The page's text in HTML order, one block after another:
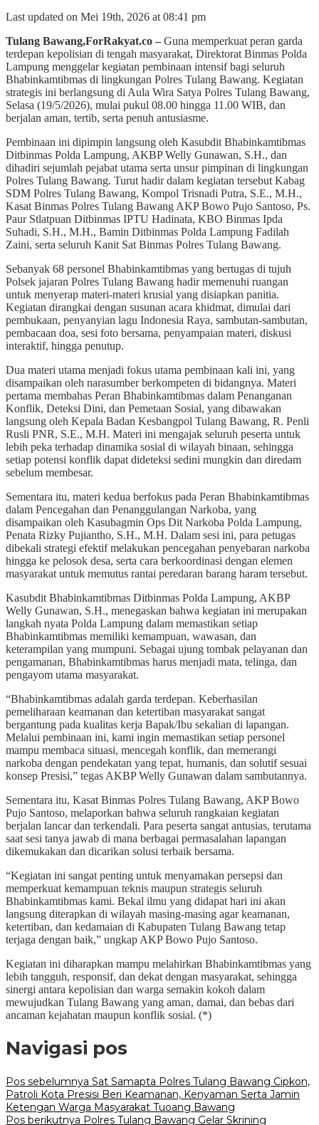
Last updated on Mei 19th, 2026 at 08:41 pm
Tulang Bawang,ForRakyat.co – Guna memperkuat peran garda
terdepan kepolisian di tengah masyarakat, Direktorat Binmas Polda
Lampung menggelar kegiatan pembinaan intensif bagi seluruh
Bhabinkamtibmas di lingkungan Polres Tulang Bawang. Kegiatan
strategis ini berlangsung di Aula Wira Satya Polres Tulang Bawang,
Selasa (19/5/2026), mulai pukul 08.00 hingga 11.00 WIB, dan
berjalan aman, tertib, serta penuh antusiasme.
Pembinaan ini dipimpin langsung oleh Kasubdit Bhabinkamtibmas
Ditbinmas Polda Lampung, AKBP Welly Gunawan, S.H., dan
dihadiri sejumlah pejabat utama serta unsur pimpinan di lingkungan
Polres Tulang Bawang. Turut hadir dalam kegiatan tersebut Kabag
SDM Polres Tulang Bawang, Kompol Trisnadi Putra, S.E., M.H.,
Kasat Binmas Polres Tulang Bawang AKP Bowo Pujo Santoso, Ps.
Paur Stlatpuan Ditbinmas IPTU Hadinata, KBO Binmas Ipda
Suhadi, S.H., M.H., Bamin Ditbinmas Polda Lampung Fadilah
Zaini, serta seluruh Kanit Sat Binmas Polres Tulang Bawang.
Sebanyak 68 personel Bhabinkamtibmas yang bertugas di tujuh
Polsek jajaran Polres Tulang Bawang hadir memenuhi ruangan
untuk menyerap materi-materi krusial yang disiapkan panitia.
Kegiatan dirangkai dengan susunan acara khidmat, dimulai dari
pembukaan, penyanyian lagu Indonesia Raya, sambutan-sambutan,
pembacaan doa, sesi foto bersama, penyampaian materi, diskusi
interaktif, hingga penutup.
Dua materi utama menjadi fokus utama pembinaan kali ini, yang
disampaikan oleh narasumber berkompeten di bidangnya. Materi
pertama membahas Peran Bhabinkamtibmas dalam Penanganan
Konflik, Deteksi Dini, dan Pemetaan Sosial, yang dibawakan
langsung oleh Kepala Badan Kesbangpol Tulang Bawang, R. Penli
Rusli PNR, S.E., M.H. Materi ini mengajak seluruh peserta untuk
lebih peka terhadap dinamika sosial di wilayah binaan, sehingga
setiap potensi konflik dapat dideteksi sedini mungkin dan diredam
sebelum membesar.
Sementara itu, materi kedua berfokus pada Peran Bhabinkamtibmas
dalam Pencegahan dan Penanggulangan Narkoba, yang
disampaikan oleh Kasubagmin Ops Dit Narkoba Polda Lampung,
Penata Rizky Pujiantho, S.H., M.H. Dalam sesi ini, para petugas
dibekali strategi efektif melakukan pencegahan penyebaran narkoba
hingga ke pelosok desa, serta cara berkoordinasi dengan elemen
masyarakat untuk memutus rantai peredaran barang haram tersebut.
Kasubdit Bhabinkamtibmas Ditbinmas Polda Lampung, AKBP
Welly Gunawan, S.H., menegaskan bahwa kegiatan ini merupakan
langkah nyata Polda Lampung dalam memastikan setiap
Bhabinkamtibmas memiliki kemampuan, wawasan, dan
keterampilan yang mumpuni. Sebagai ujung tombak pelayanan dan
pengamanan, Bhabinkamtibmas harus menjadi mata, telinga, dan
pengayom utama masyarakat.
“Bhabinkamtibmas adalah garda terdepan. Keberhasilan
pemeliharaan keamanan dan ketertiban masyarakat sangat
bergantung pada kualitas kerja Bapak/Ibu sekalian di lapangan.
Melalui pembinaan ini, kami ingin memastikan setiap personel
mampu membaca situasi, mencegah konflik, dan memerangi
narkoba dengan pendekatan yang tepat, humanis, dan solutif sesuai
konsep Presisi,” tegas AKBP Welly Gunawan dalam sambutannya.
Sementara itu, Kasat Binmas Polres Tulang Bawang, AKP Bowo
Pujo Santoso, melaporkan bahwa seluruh rangkaian kegiatan
berjalan lancar dan terkendali. Para peserta sangat antusias, terutama
saat sesi tanya jawab di mana berbagai permasalahan lapangan
dikemukakan dan dicarikan solusi terbaik bersama.
“Kegiatan ini sangat penting untuk menyamakan persepsi dan
memperkuat kemampuan teknis maupun strategis seluruh
Bhabinkamtibmas kami. Bekal ilmu yang didapat hari ini akan
langsung diterapkan di wilayah masing-masing agar keamanan,
ketertiban, dan kedamaian di Kabupaten Tulang Bawang tetap
terjaga dengan baik,” ungkap AKP Bowo Pujo Santoso.
Kegiatan ini diharapkan mampu melahirkan Bhabinkamtibmas yang
lebih tangguh, responsif, dan dekat dengan masyarakat, sehingga
sinergi antara kepolisian dan warga semakin kokoh dalam
mewujudkan Tulang Bawang yang aman, damai, dan bebas dari
ancaman kejahatan maupun konflik sosial. (*)
Navigasi pos
Pos sebelumnya Sat Samapta Polres Tulang Bawang Cipkon,
Patroli Kota Presisi Beri Keamanan, Kenyaman Serta Jamin
Ketengan Warga Masyarakat Tuoang Bawang
Pos berikutnya Polres Tulang Bawang Gelar Skrining